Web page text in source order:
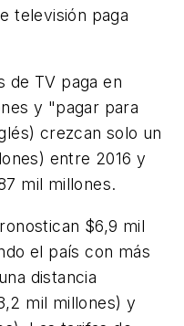
televisión paga
de TV paga en
y "pagar para
crezcan solo un
entre 2016 y
mil millones.
$6,9 mil
el país con más
distancia
mil millones) y